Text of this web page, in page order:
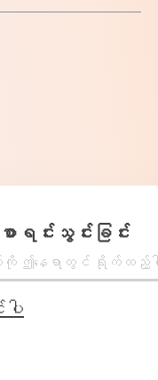
ာရင်းသွင်းခြင်း
ါ